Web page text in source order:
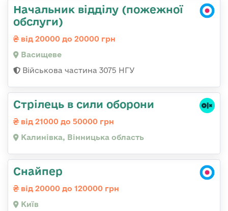
Начальник відділу (пожежної
обслуги)
від 20000 до 20000 грн
Васищеве
Військова частина 3075 НГУ
Стрілець в сили оборони
від 21000 до 50000 грн
Калинівка, Вінницька область
Снайпер
від 20000 до 120000 грн
Київ